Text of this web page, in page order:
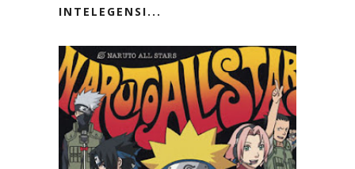
INTELEGENSI...